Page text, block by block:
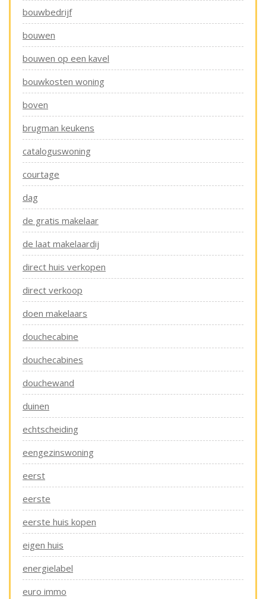
bouwbedrijf
bouwen
bouwen op een kavel
bouwkosten woning
boven
brugman keukens
cataloguswoning
courtage
dag
de gratis makelaar
de laat makelaardij
direct huis verkopen
direct verkoop
doen makelaars
douchecabine
douchecabines
douchewand
duinen
echtscheiding
eengezinswoning
eerst
eerste
eerste huis kopen
eigen huis
energielabel
euro immo